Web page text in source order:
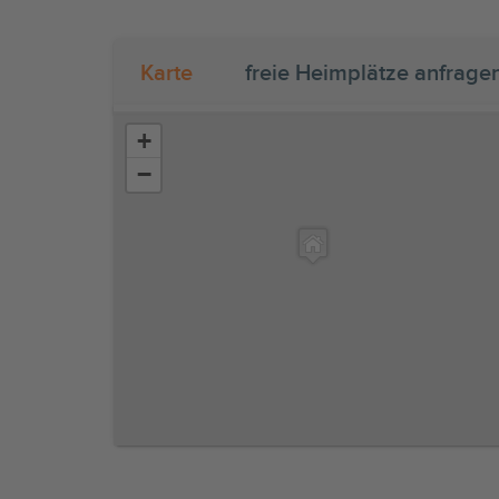
Karte freie Heimplätze
+
−